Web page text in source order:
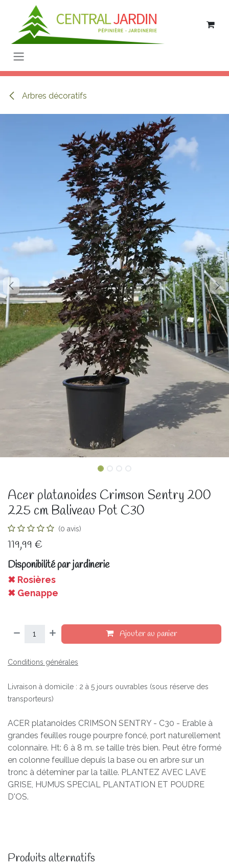
Se rendre au contenu
Arbres décoratifs
Acer platanoides Crimson Sentry 200
225 cm Baliveau Pot C30
(0 avis)
119,99 €
Disponibilité par jardinerie
✖ Rosières
✖ Genappe
Ajouter au panier
Conditions générales
Livraison à domicile : 2 à 5 jours ouvrables (sous réserve des
transporteurs)
ACER platanoides CRIMSON SENTRY - C30 - Erable à
grandes feuilles rouge pourpre foncé, port naturellement
colonnaire. Ht: 6 à 8 m. se taille très bien. Peut être formé
en colonne feuillue depuis la base ou en arbre sur un
tronc à déteminer par la taille. PLANTEZ AVEC LAVE
GRISE, HUMUS SPECIAL PLANTATION ET POUDRE
D'OS.
Produits alternatifs